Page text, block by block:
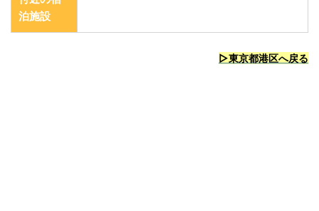
泊施設
▷東京都港区へ戻る